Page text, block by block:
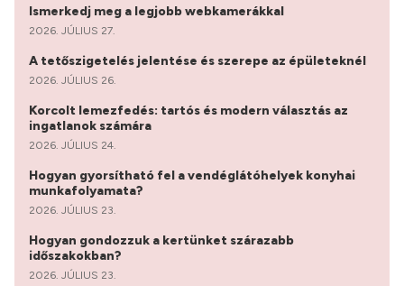
Ismerkedj meg a legjobb webkamerákkal
2026. JÚLIUS 27.
A tetőszigetelés jelentése és szerepe az épületeknél
2026. JÚLIUS 26.
Korcolt lemezfedés: tartós és modern választás az
ingatlanok számára
2026. JÚLIUS 24.
Hogyan gyorsítható fel a vendéglátóhelyek konyhai
munkafolyamata?
2026. JÚLIUS 23.
Hogyan gondozzuk a kertünket szárazabb
időszakokban?
2026. JÚLIUS 23.